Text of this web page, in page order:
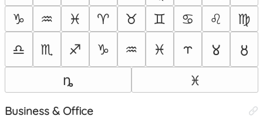
♑
♒ ♓ ♈︎ ♉︎ ♊︎ ♋︎ ♌︎
♍︎
♎︎
♏︎ ♐︎ ♑︎ ♒︎ ♓︎ ⥾ 𑀫
🜘
ȵ
ꁝ
Business & Office